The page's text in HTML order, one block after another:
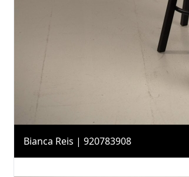
Bianca Reis | 920783908